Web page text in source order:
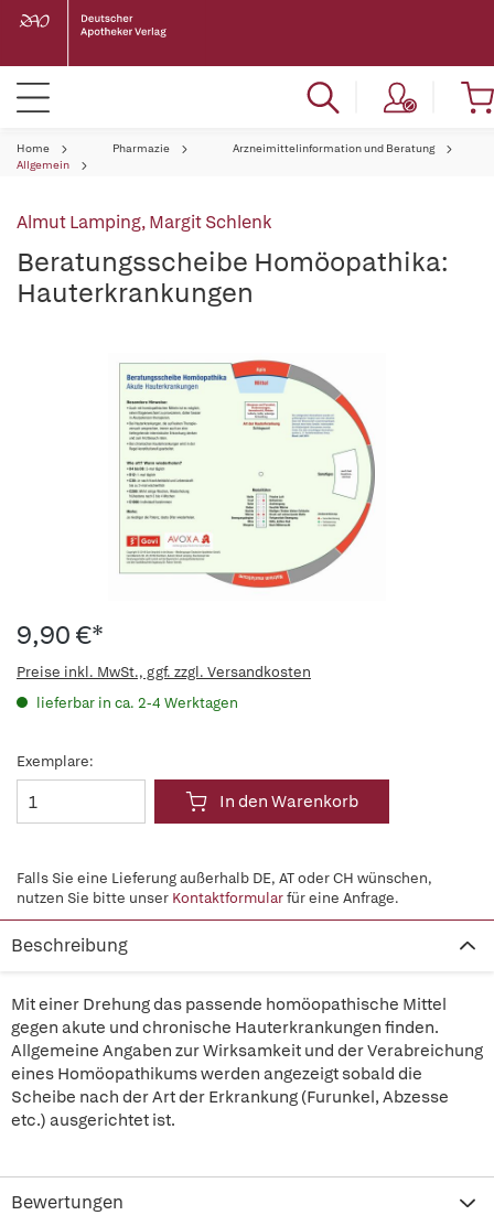
Home Pharmazie
Arzneimittelinformation und Beratung
Allgemein
Almut Lamping,Margit Schlenk
Beratungsscheibe Homöopathika:
Hauterkrankungen
9,90 €*
Preise inkl. MwSt., ggf. zzgl. Versandkosten
lieferbar in ca. 2-4 Werktagen
Exemplare:
In den Warenkorb
Falls Sie eine Lieferung außerhalb DE, AT oder CH wünschen,
nutzen Sie bitte unser Kontaktformularfür eine Anfrage.
Beschreibung
Mit einer Drehung das passende homöopathische Mittel
gegen akute und chronische Hauterkrankungen finden.
Allgemeine Angaben zur Wirksamkeit und der Verabreichung
eines Homöopathikums werden angezeigt sobald die
Scheibe nach der Art der Erkrankung (Furunkel, Abzesse
etc.) ausgerichtet ist.
Bewertungen